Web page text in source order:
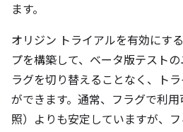
ます。
オリジン トライアルを有効にす
プを構築して、ベータ版テスト
ラグを切り替えることなく、ト
ができます。通常、フラグで利
照）よりも安定していますが、